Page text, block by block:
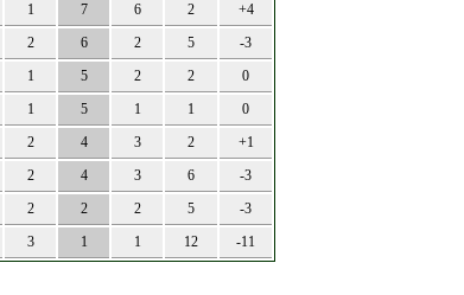
1 7 6 2
+4
2 6 2 5
-3
1 5 2 2
0
1 5 1 1
0
2 4 3 2
+1
2 4 3 6
-3
2 2 2 5
-3
3 1 1 12 -11